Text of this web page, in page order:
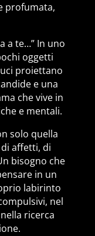
profumata,
a te…” In uno
oggetti
proiettano
e una
che vive in
e mentali.
solo quella
affetti, di
bisogno che
in un
labirinto
nel
ricerca